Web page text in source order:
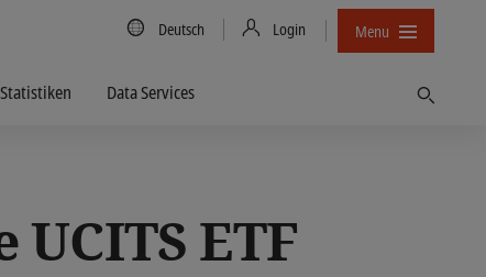
Country/Language
Deutsch Login Menu
Statistiken Data Services
ETF